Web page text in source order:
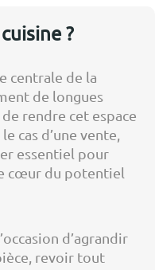
?
centrale de la
de longues
rendre cet espace
cas d’une vente,
essentiel pour
cœur du potentiel
d’agrandir
revoir tout